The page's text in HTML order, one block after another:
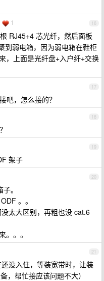
16
1
RJ45+4 芯光纤，然后面板
到弱电箱，因为弱电箱在鞋柜
，上面是光纤盘+入户纤+交换
17
吧，怎么接的？
18
19
架子
20
。
。。
太大区别，再粗也没 cat.6
。。。
21
没入住，等装宽带时，让装
，帮忙接应该问题不大）